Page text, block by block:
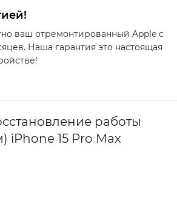
ваш отремонтированный Apple с
Наша гарантия это настоящая
работы
iPhone 15 Pro Max